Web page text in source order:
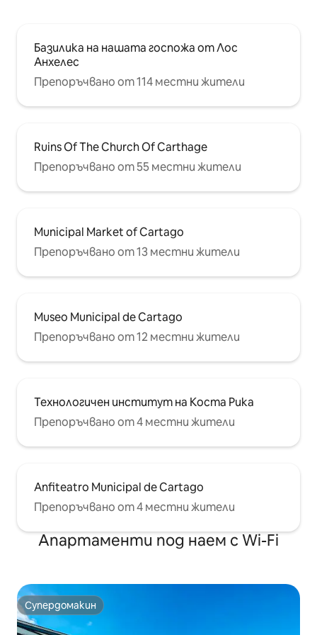
Базилика на нашата госпожа от Лос
Анхелес
Препоръчвано от 114 местни жители
Ruins Of The Church Of Carthage
Препоръчвано от 55 местни жители
Municipal Market of Cartago
Препоръчвано от 13 местни жители
Museo Municipal de Cartago
Препоръчвано от 12 местни жители
Технологичен институт на Коста Рика
Препоръчвано от 4 местни жители
Anfiteatro Municipal de Cartago
Препоръчвано от 4 местни жители
Апартаменти под наем с Wi-Fi
Супердомакин
Супердомакин